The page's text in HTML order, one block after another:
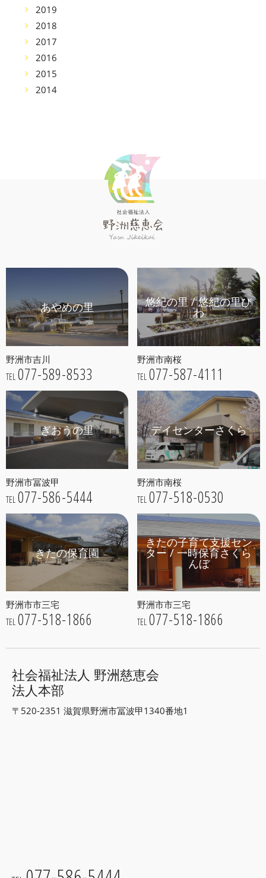
2019
2018
2017
2016
2015
2014
あやめの里
野洲市吉川
TEL 077-589-8533
悠紀の里 / 悠紀の里び
わ
野洲市南桜
TEL 077-587-4111
ぎおうの里
野洲市冨波甲
TEL 077-586-5444
デイセンターさくら
野洲市南桜
TEL 077-518-0530
きたの保育園
野洲市市三宅
TEL 077-518-1866
きたの子育て支援セン
ター / 一時保育さくら
んぼ
野洲市市三宅
TEL 077-518-1866
社会福祉法人 野洲慈恵会
法人本部
〒520-2351 滋賀県野洲市冨波甲1340番地1